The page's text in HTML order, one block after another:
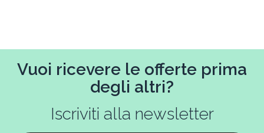
Vuoi ricevere le offerte prima
degli altri?
Iscriviti alla newsletter